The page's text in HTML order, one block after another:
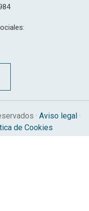
· Aviso legal ·
de Cookies